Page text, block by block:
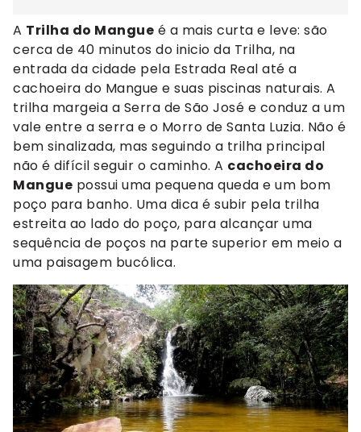
A Trilha do Mangue é a mais curta e leve: são
cerca de 40 minutos do inicio da Trilha, na
entrada da cidade pela Estrada Real até a
cachoeira do Mangue e suas piscinas naturais. A
trilha margeia a Serra de São José e conduz a um
vale entre a serra e o Morro de Santa Luzia. Não é
bem sinalizada, mas seguindo a trilha principal
não é difícil seguir o caminho. A cachoeira do
Mangue possui uma pequena queda e um bom
poço para banho. Uma dica é subir pela trilha
estreita ao lado do poço, para alcançar uma
sequência de poços na parte superior em meio a
uma paisagem bucólica.